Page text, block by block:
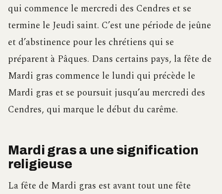
qui commence le mercredi des Cendres et se
termine le Jeudi saint. C’est une période de jeûne
et d’abstinence pour les chrétiens qui se
préparent à Pâques. Dans certains pays, la fête de
Mardi gras commence le lundi qui précède le
Mardi gras et se poursuit jusqu’au mercredi des
Cendres, qui marque le début du carême.
Mardi gras a une signification
religieuse
La fête de Mardi gras est avant tout une fête